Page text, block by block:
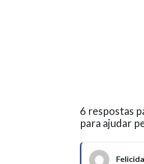
6 respostas
para ajudar